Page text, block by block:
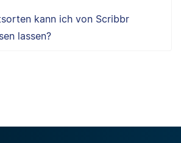
kann ich von Scribbr
lassen?